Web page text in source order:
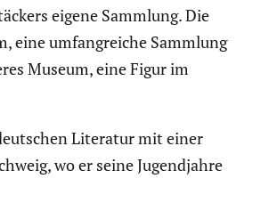
eigene Sammlung. Die
eine umfang­reiche Sammlung
Museum, eine Figur im
Literatur mit einer
wo er seine Jugend­jahre